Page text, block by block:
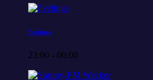
Feelings
23:00 - 00:00